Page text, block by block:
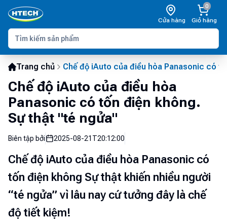
Cửa hàng
0
Giỏ hàng
Trang chủ Chế độ iAuto của điều hòa Panasonic có
Chế độ iAuto của điều hòa
Panasonic có tốn điện không.
Sự thật "té ngửa"
Biên tập bởi 2025-08-21T20:12:00
Chế độ iAuto của điều hòa Panasonic có
tốn điện không Sự thật khiến nhiều người
“té ngửa” vì lâu nay cứ tưởng đây là chế
độ tiết kiệm!